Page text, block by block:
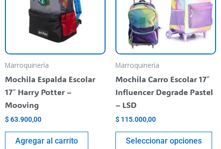
Marroquinería
Mochila Espalda Escolar
17″ Harry Potter –
Mooving
$63.900,00
Agregar al carrito
Marroquinería
Mochila Carro Escolar 17″
Influencer Degrade Pastel
– LSD
$ 115.000,00
Seleccionar opciones
on